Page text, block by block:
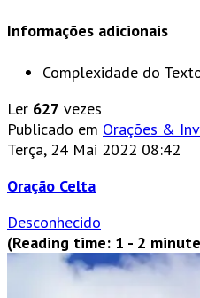
Informações adicionais
Complexidade do
Ler 627 vezes
Publicado em Orações &
Terça, 24 Mai 2022 08:42
Oração Celta
Desconhecido
(Reading time: 1 - 2